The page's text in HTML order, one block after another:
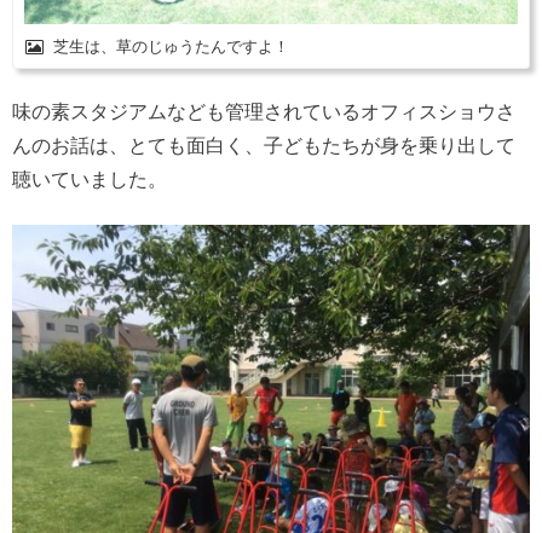
芝生は、草のじゅうたんですよ！
味の素スタジアムなども管理されているオフィスショウさ
んのお話は、とても面白く、子どもたちが身を乗り出して
聴いていました。